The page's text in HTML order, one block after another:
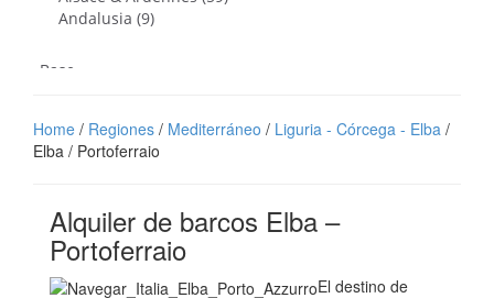
Home / Regiones / Mediterráneo / Liguria - Córcega - Elba /
Elba / Portoferraio
Alquiler de barcos Elba –
Portoferraio
El destino de